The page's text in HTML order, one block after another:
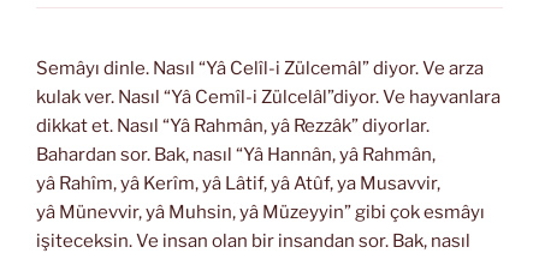
Semâyı dinle. Nasıl “Yâ Celîl-i Zülcemâl” diyor. Ve arza
kulak ver. Nasıl “Yâ Cemîl-i Zülcelâl”diyor. Ve hayvanlara
dikkat et. Nasıl “Yâ Rahmân, yâ Rezzâk” diyorlar.
Bahardan sor. Bak, nasıl “Yâ Hannân, yâ Rahmân,
yâ Rahîm, yâ Kerîm, yâ Lâtif, yâ Atûf, ya Musavvir,
yâ Münevvir, yâ Muhsin, yâ Müzeyyin” gibi çok esmâyı
işiteceksin. Ve insan olan bir insandan sor. Bak, nasıl